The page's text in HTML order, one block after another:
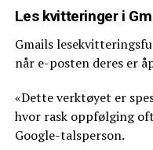
Les kvitteringer i
Gmails
når e-posten deres er
«Dette verktøyet er
hvor rask oppfølging
Google-talsperson.